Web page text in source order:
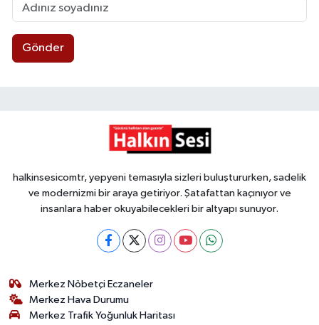
Gönder
halkinsesicomtr, yepyeni temasıyla sizleri buluştururken, sadelik
ve modernizmi bir araya getiriyor. Şatafattan kaçınıyor ve
insanlara haber okuyabilecekleri bir altyapı sunuyor.
Merkez Nöbetçi Eczaneler
Merkez Hava Durumu
Merkez Trafik Yoğunluk Haritası